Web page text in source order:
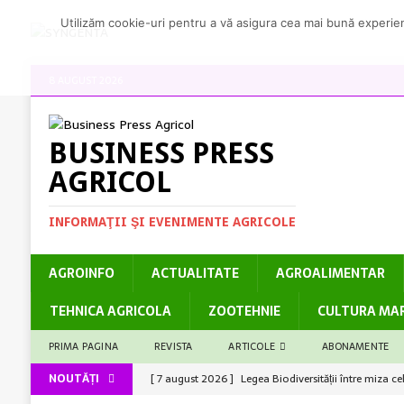
BUSINESS PRESS
AGRICOL
INFORMAŢII ŞI EVENIMENTE AGRICOLE
AGROINFO ACTUALITATE AGROALIMENTAR
TEHNICA AGRICOLA
ZOOTEHNIE CULTURA
PRIMA PAGINA REVISTA ARTICOLE ABONAMENTE
NOUTĂȚI [ 7 august 2026 ] Legea Biodiversității între miza
Utilizăm cookie-uri pentru a vă asigura cea mai bună